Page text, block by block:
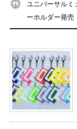
ユニバーサルミ
ーホルダー発売